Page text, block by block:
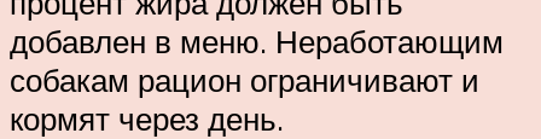
добавлен в меню. Неработающим
собакам рацион ограничивают и
кормят через день.